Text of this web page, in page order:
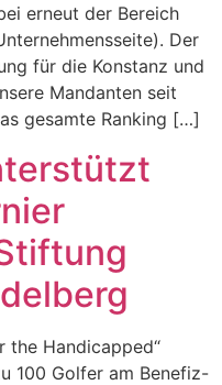
erneut der Bereich
Der
für die Konstanz und
Mandanten seit
gesamte Ranking […]
the Handicapped“
100 Golfer am Benefiz-